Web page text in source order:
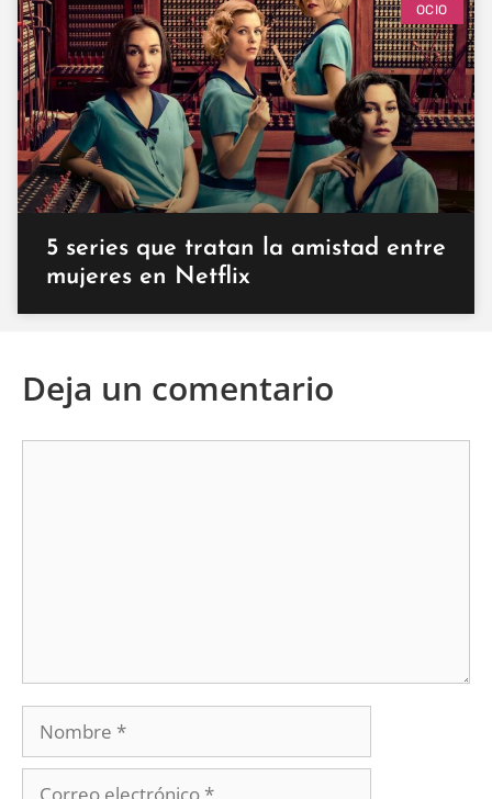
OCIO
5 series que tratan la amistad entre
mujeres en Netflix
Deja un comentario